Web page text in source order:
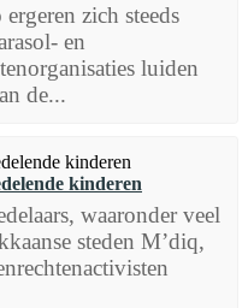
zich steeds
en
luiden
de...
kinderen
waaronder veel
steden M’diq,